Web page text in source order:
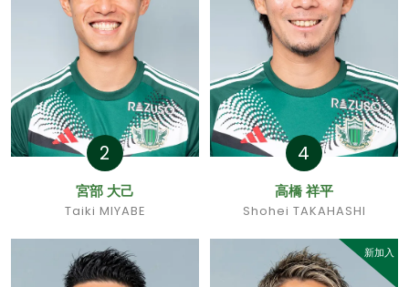
2
宮部 大己
Taiki MIYABE
4
高橋 祥平
Shohei TAKAHASHI
新加入